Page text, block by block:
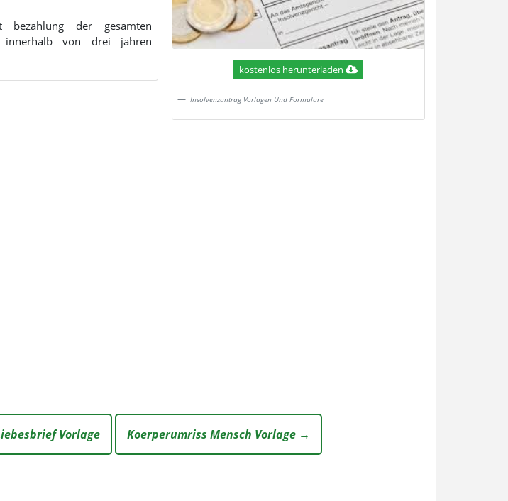
bezahlung der gesamten
innerhalb von drei jahren
kostenlos herunterladen
Insolvenzantrag Vorlagen Und Formulare
Vorlage Koerperumriss Mensch Vorlage →